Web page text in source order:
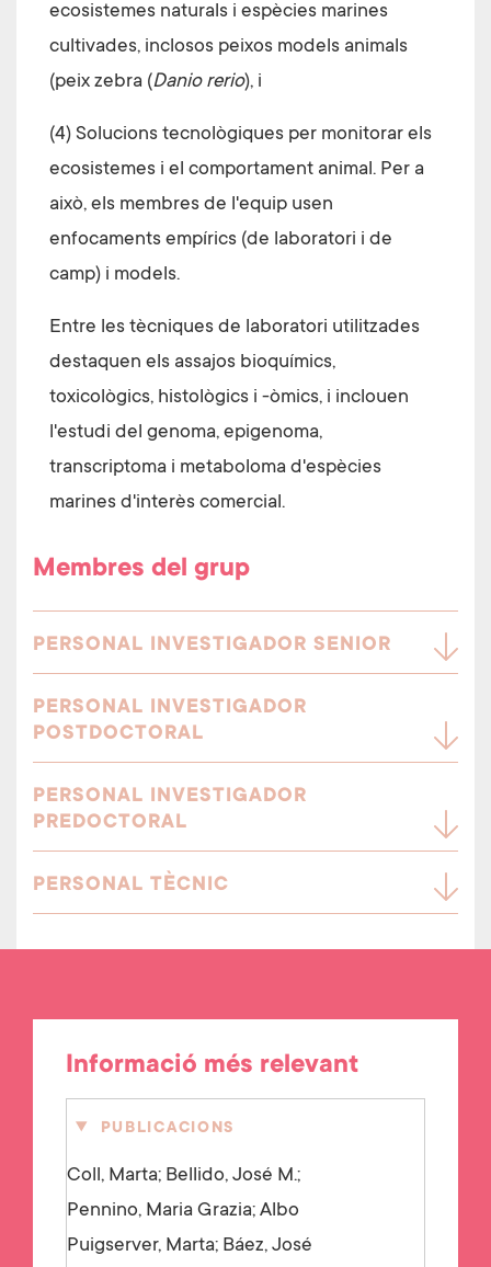
ecosistemes naturals i espècies marines
cultivades, inclosos peixos models animals
(peix zebra (Danio rerio), i
(4) Solucions tecnològiques per monitorar els
ecosistemes i el comportament animal. Per a
això, els membres de l'equip usen
enfocaments empírics (de laboratori i de
camp) i models.
Entre les tècniques de laboratori utilitzades
destaquen els assajos bioquímics,
toxicològics, histològics i -òmics, i inclouen
l'estudi del genoma, epigenoma,
transcriptoma i metaboloma d'espècies
marines d'interès comercial.
Membres del grup
PERSONAL INVESTIGADOR SENIOR
PERSONAL INVESTIGADOR
POSTDOCTORAL
PERSONAL INVESTIGADOR
PREDOCTORAL
PERSONAL TÈCNIC
Informació més relevant
PUBLICACIONS
Coll, Marta; Bellido, José M.;
Pennino, Maria Grazia; Albo
Puigserver, Marta; Báez, José